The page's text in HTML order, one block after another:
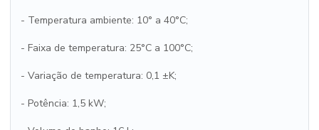
- Temperatura ambiente: 10° a 40°C;
- Faixa de temperatura: 25°C a 100°C;
- Variação de temperatura: 0,1 ±K;
- Potência: 1,5 kW;